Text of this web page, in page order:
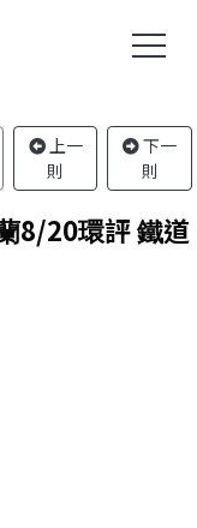
上一
則
下一
則
8/20環評 鐵道